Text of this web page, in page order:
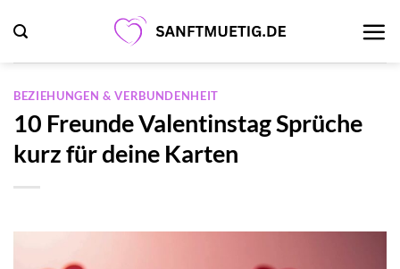
Inhalt
springen
BEZIEHUNGEN & VERBUNDENHEIT
10 Freunde Valentinstag Sprüche
kurz für deine Karten